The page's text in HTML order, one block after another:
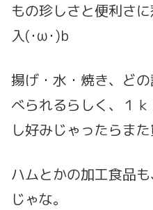
もの珍しさと便利さ
入(･ω･)b
揚げ・水・焼き、ど
べられるらしく、１
し好みじゃったらま
ハムとかの加工食品
じゃな。